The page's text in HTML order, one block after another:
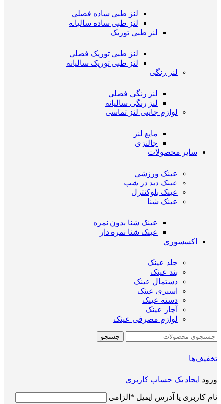
لنز طبی ساده فصلی
لنز طبی ساده سالیانه
لنز طبی توریک
لنز طبی توریک فصلی
لنز طبی توریک سالیانه
لنز رنگی
لنز رنگی فصلی
لنز رنگی سالیانه
لوازم جانبی لنز تماسی
مایع لنز
جالنزی
سایر محصولات
عینک ورزشی
عینک دید در شب
عینک بلوکنترل
عینک شنا
عینک شنا بدون نمره
عینک شنا نمره دار
اکسسوری
جلد عینک
بند عینک
دستمال عینک
اسپری عینک
دسته عینک
آچار عینک
لوازم مصرفی عینک
جستجو
تخفیف‌ها
ورود ایجاد یک حساب کاربری
نام کاربری یا آدرس ایمیل * الزامی